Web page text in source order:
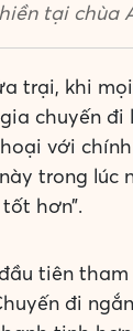
tại chùa
trại, khi
chuyến
với
trong
hơn”.
tiên
đi